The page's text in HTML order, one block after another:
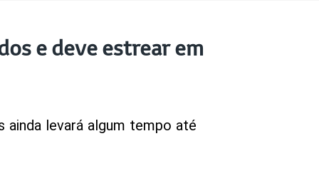
​​e deve estrear em
ainda levará algum tempo até